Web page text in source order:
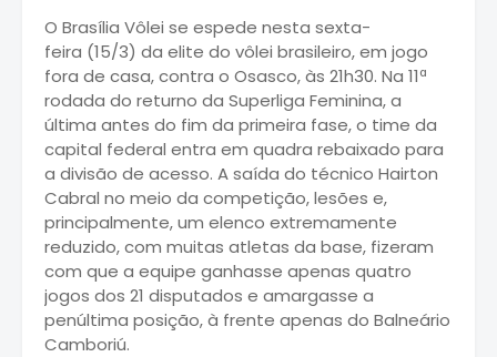
O Brasília Vôlei se espede nesta sexta-
feira (15/3) da elite do vôlei brasileiro, em jogo
fora de casa, contra o Osasco, às 21h30. Na 11ª
rodada do returno da Superliga Feminina, a
última antes do fim da primeira fase, o time da
capital federal entra em quadra rebaixado para
a divisão de acesso. A saída do técnico Hairton
Cabral no meio da competição, lesões e,
principalmente, um elenco extremamente
reduzido, com muitas atletas da base, fizeram
com que a equipe ganhasse apenas quatro
jogos dos 21 disputados e amargasse a
penúltima posição, à frente apenas do Balneário
Camboriú.